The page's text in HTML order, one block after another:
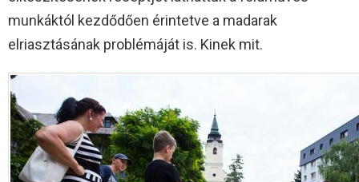
munkáktól kezdődően érintetve a madarak
elriasztásának problémáját is. Kinek mit.